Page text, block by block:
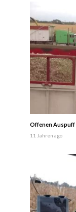
Offenen Auspuff
11 Jahren ago